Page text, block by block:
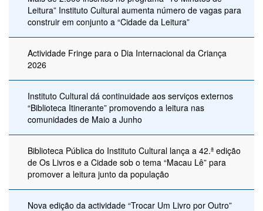
Leitura” Instituto Cultural aumenta número de vagas para
construir em conjunto a “Cidade da Leitura”
Actividade Fringe para o Dia Internacional da Criança
2026
Instituto Cultural dá continuidade aos serviços externos
“Biblioteca Itinerante” promovendo a leitura nas
comunidades de Maio a Junho
Biblioteca Pública do Instituto Cultural lança a 42.ª edição
de Os Livros e a Cidade sob o tema “Macau Lê” para
promover a leitura junto da população
Nova edição da actividade “Trocar Um Livro por Outro”